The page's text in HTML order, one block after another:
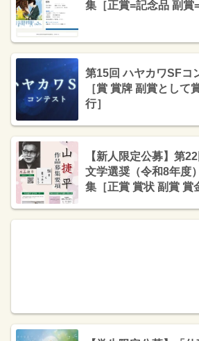
集［正賞=記念品 副賞
第15回 ハヤカワSFコ
［賞 賞牌 副賞として
行］
【新人限定公募】第
文学選奨（令和8年度
集［正賞 賞状 副賞 賞